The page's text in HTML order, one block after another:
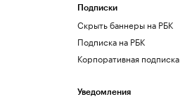
Подписки
Скрыть баннеры на РБК
Подписка на РБК
Корпоративная подписка
Уведомления